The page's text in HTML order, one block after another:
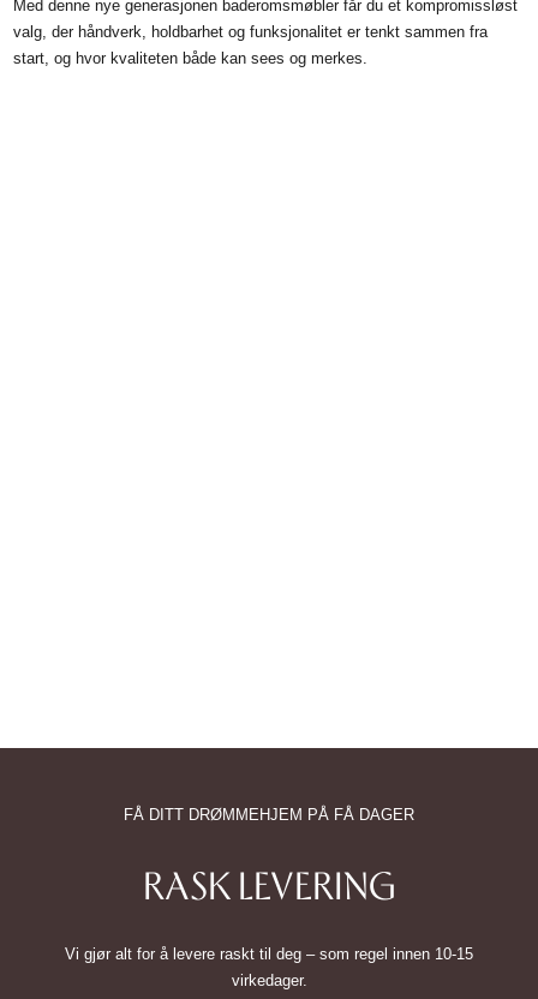
Med denne nye generasjonen baderomsmøbler får du et kompromissløst
valg, der håndverk, holdbarhet og funksjonalitet er tenkt sammen fra
start, og hvor kvaliteten både kan sees og merkes.
FÅ DITT DRØMMEHJEM PÅ FÅ DAGER
RASK LEVERING
Vi gjør alt for å levere raskt til deg – som regel innen 10-15
virkedager.